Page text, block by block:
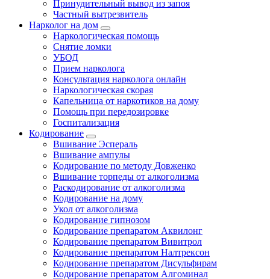
Принудительный вывод из запоя
Частный вытрезвитель
Нарколог на дом
Наркологическая помощь
Снятие ломки
УБОД
Прием нарколога
Консультация нарколога онлайн
Наркологическая скорая
Капельница от наркотиков на дому
Помощь при передозировке
Госпитализация
Кодирование
Вшивание Эспераль
Вшивание ампулы
Кодирование по методу Довженко
Вшивание торпеды от алкоголизма
Раскодирование от алкоголизма
Кодирование на дому
Укол от алкоголизма
Кодирование гипнозом
Кодирование препаратом Аквилонг
Кодирование препаратом Вивитрол
Кодирование препаратом Налтрексон
Кодирование препаратом Дисульфирам
Кодирование препаратом Алгоминал